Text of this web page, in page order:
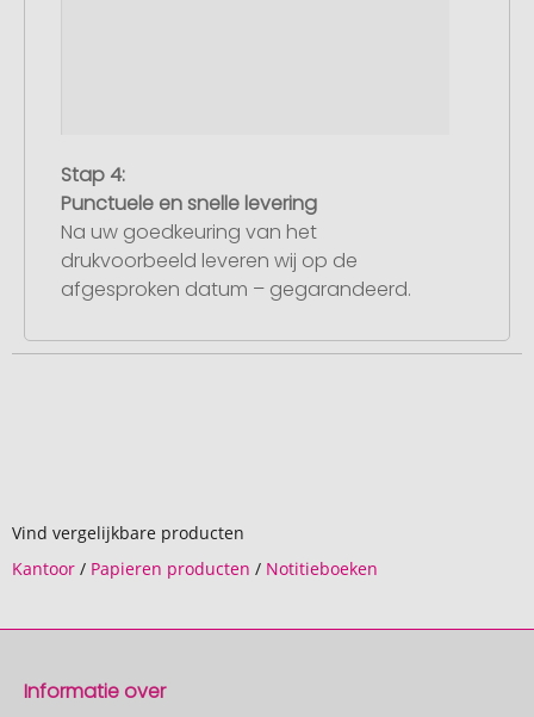
Stap 4:
Punctuele en snelle levering
Na uw goedkeuring van het
drukvoorbeeld leveren wij op de
afgesproken datum – gegarandeerd.
Vind vergelijkbare producten
Kantoor / Papieren producten / Notitieboeken
Informatie over